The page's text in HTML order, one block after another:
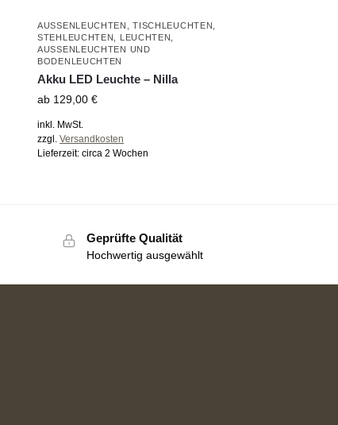
AUSSENLEUCHTEN ,TISCHLEUCHTEN
STEHLEUCHTEN
LEUCHTEN
AUSSENLEUCHTEN UND B
ODENLEUCHTEN
Akku LED Leuchte – Nilla
ab 129,00€
inkl. MwSt.
zzgl.Versandkosten
Lieferzeit:circa 2 Wochen
Geprüfte Qualität
Hochwertig ausgewählt